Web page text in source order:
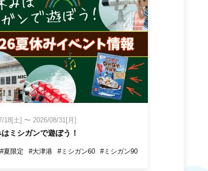
18[土] 〜 2026/08/31[月]
ミシガンで遊ぼう！
#夏限定 #大津港 #ミシガン60 #ミシガン90